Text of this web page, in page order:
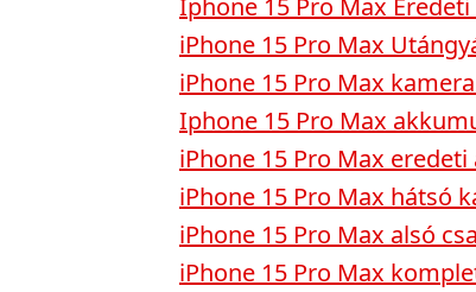
Iphone 15 Pro Max
iPhone 15 Pro Max
iPhone 15 Pro Max
Iphone 15 Pro Max
iPhone 15 Pro Max
iPhone 15 Pro Max hátsó
iPhone 15 Pro Max alsó
iPhone 15 Pro Max